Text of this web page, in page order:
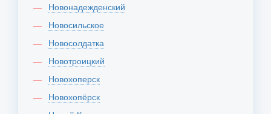
Новонадежденский
Новосильское
Новосолдатка
Новотроицкий
Новохоперск
Новохопёрск